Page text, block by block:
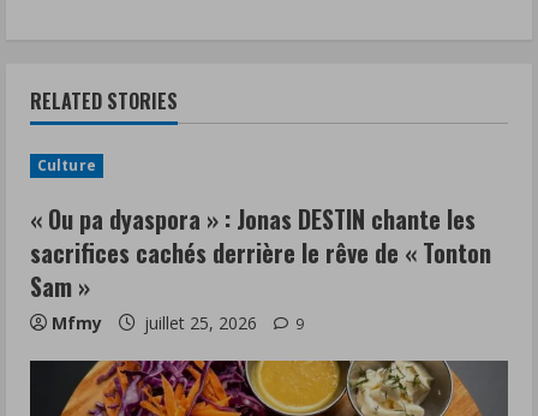
a
d
i
n
g
RELATED STORIES
Culture
« Ou pa dyaspora » : Jonas DESTIN chante les
sacrifices cachés derrière le rêve de « Tonton
Sam »
Mfmy juillet 25, 2026 9